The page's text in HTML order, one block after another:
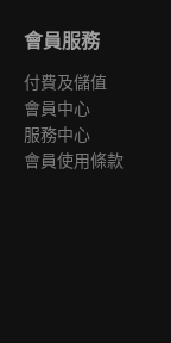
會員服務
付費及儲值
會員中心
服務中心
會員使用條款